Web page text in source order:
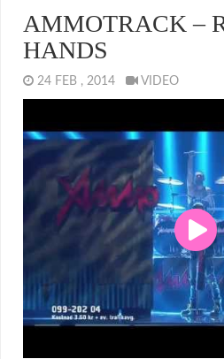
AMMOTRACK –
HANDS
24 FEB , 2014 VIDEO